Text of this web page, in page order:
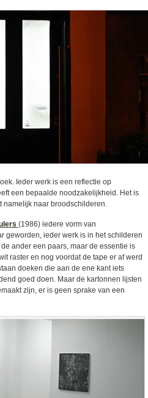
Ieder werk is een reflectie op
een bepaalde noodzakelijkheid. Het is
namelijk naar broodschilderen.
(1986) iedere vorm van
geworden, ieder werk is in het schilderen
ander een paars, maar de essentie is
raster en nog voordat de tape er af werd
doeken die aan de ene kant iets
goed doen. Maar de kartonnen lijsten
zijn, er is geen sprake van een